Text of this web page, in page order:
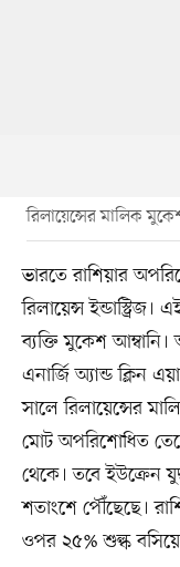
রিলায়েন্সের মালিক
ভারতে রাশিয়ার
রিলায়েন্স
ব্যক্তি মুকেশ আম্বানি।
এনার্জি অ্যান্ড ক্লিন
সালে রিলায়েন্সের
মোট অপরিশোধিত
থেকে। তবে ইউক্রেন
শতাংশে পৌঁছেছে।
ওপর ২৫% শুল্ক